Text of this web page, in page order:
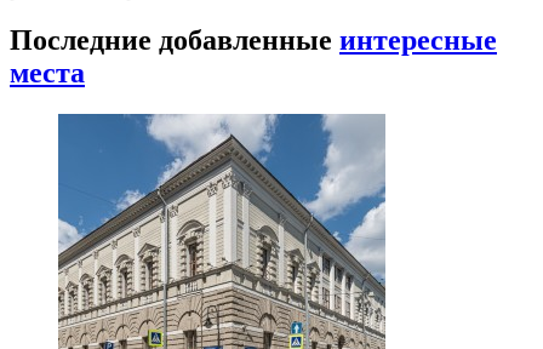
Последние добавленные интересные
места